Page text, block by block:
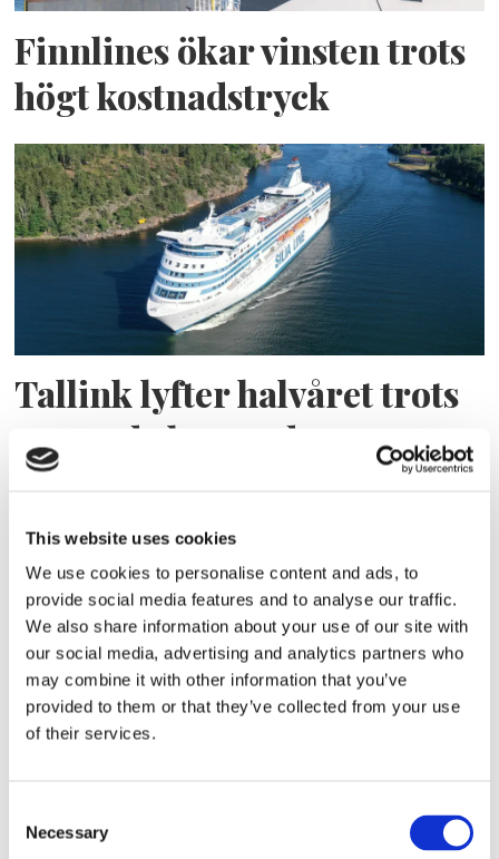
This website uses cookies
We use cookies to personalise content and ads, to
provide social media features and to analyse our traffic.
We also share information about your use of our site with
our social media, advertising and analytics partners who
may combine it with other information that you’ve
provided to them or that they’ve collected from your use
of their services.
Selection
Necessary
Finnlines ökar vinsten trots
högt kostnadstryck
Tallink lyfter halvåret trots
pressade kostnader
Eckerö tyngs av höga
frakten fortsätter växa